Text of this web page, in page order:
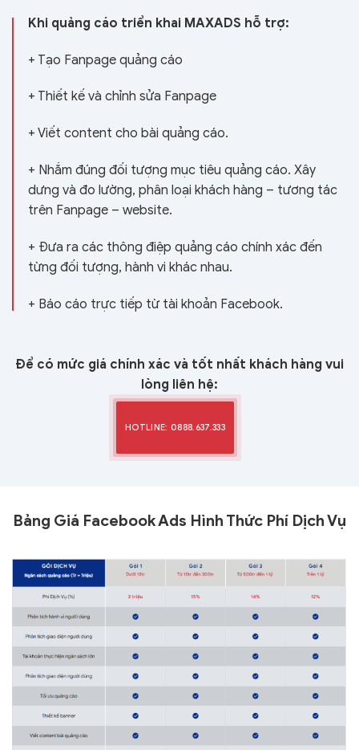
Khi quảng cáo triển khai MAXADS hỗ trợ:
+ Tạo Fanpage quảng cáo
+ Thiết kế và chỉnh sửa Fanpage
+ Viết content cho bài quảng cáo.
+ Nhắm đúng đối tượng mục tiêu quảng cáo. Xây
dưng và đo lường, phân loại khách hàng – tương tác
trên Fanpage – website.
+ Đưa ra các thông điệp quảng cáo chính xác đến
từng đối tượng, hành vi khác nhau.
+ Báo cáo trực tiếp từ tài khoản Facebook.
Để có mức giá chính xác và tốt nhất khách hàng vui
lòng liên hệ:
HOTLINE: 0888.637.333
Bảng Giá Facebook Ads Hình Thức Phí Dịch Vụ